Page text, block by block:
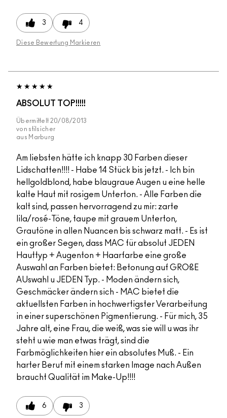
3 4
Diese Bewertung Markieren
ABSOLUT TOP!!!!!
Übermittelt 20/08/2013
von stilsicher
aus Marburg
Am liebsten hätte ich knapp 30 Farben dieser
Lidschatten!!!! - Habe 14 Stück bis jetzt. - Ich bin
hellgoldblond, habe blaugraue Augen u eine helle
kalte Haut mit rosigem Unterton. - Alle Farben die
kalt sind, passen hervorragend zu mir: zarte
lila/rosé-Töne, taupe mit grauem Unterton,
Grautöne in allen Nuancen bis schwarz matt. - Es ist
ein großer Segen, dass MAC für absolut JEDEN
Hauttyp + Augenton + Haarfarbe eine große
Auswahl an Farben bietet: Betonung auf GROßE
AUswahl u JEDEN Typ. - Moden ändern sich,
Geschmäcker ändern sich - MAC bietet die
aktuellsten Farben in hochwertigster Verarbeitung
in einer superschönen Pigmentierung. - Für mich, 35
Jahre alt, eine Frau, die weiß, was sie will u was ihr
steht u wie man etwas trägt, sind die
Farbmöglichkeiten hier ein absolutes Muß. - Ein
harter Beruf mit einem starken Image nach Außen
braucht Qualität im Make-Up!!!!
6 3